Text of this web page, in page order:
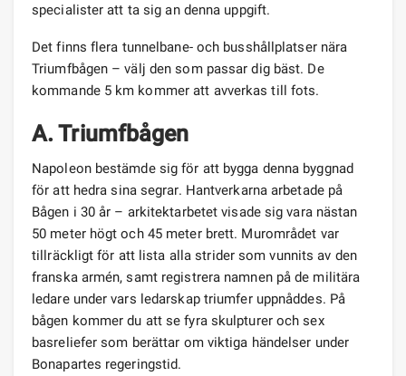
specialister att ta sig an denna uppgift.
Det finns flera tunnelbane- och busshållplatser nära
Triumfbågen – välj den som passar dig bäst. De
kommande 5 km kommer att avverkas till fots.
A. Triumfbågen
Napoleon bestämde sig för att bygga denna byggnad
för att hedra sina segrar. Hantverkarna arbetade på
Bågen i 30 år – arkitektarbetet visade sig vara nästan
50 meter högt och 45 meter brett. Murområdet var
tillräckligt för att lista alla strider som vunnits av den
franska armén, samt registrera namnen på de militära
ledare under vars ledarskap triumfer uppnåddes. På
bågen kommer du att se fyra skulpturer och sex
basreliefer som berättar om viktiga händelser under
Bonapartes regeringstid.